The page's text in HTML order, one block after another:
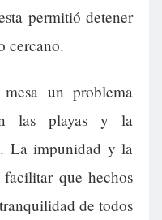
permitió detener
cercano.
un problema
las playas y la
La impunidad y la
que hechos
de todos